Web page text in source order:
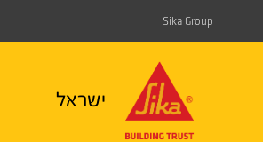
Sika Group
ישראל